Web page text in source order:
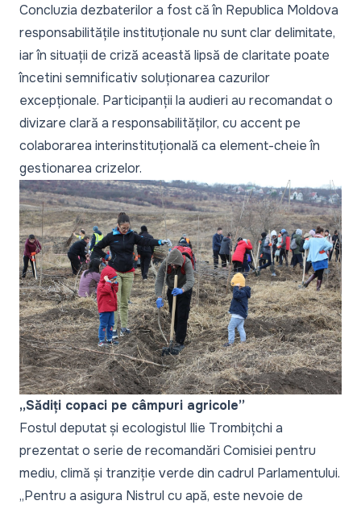
Concluzia dezbaterilor a fost că în Republica Moldova
responsabilitățile instituționale nu sunt clar delimitate,
iar în situații de criză această lipsă de claritate poate
încetini semnificativ soluționarea cazurilor
excepționale. Participanții la audieri au recomandat o
divizare clară a responsabilităților, cu accent pe
colaborarea interinstituțională ca element-cheie în
gestionarea crizelor.
„Sădiți copaci pe câmpuri agricole”
Fostul deputat și ecologistul Ilie Trombițchi a
prezentat o serie de recomandări Comisiei pentru
mediu, climă și tranziție verde din cadrul Parlamentului.
„Pentru a asigura Nistrul cu apă, este nevoie de